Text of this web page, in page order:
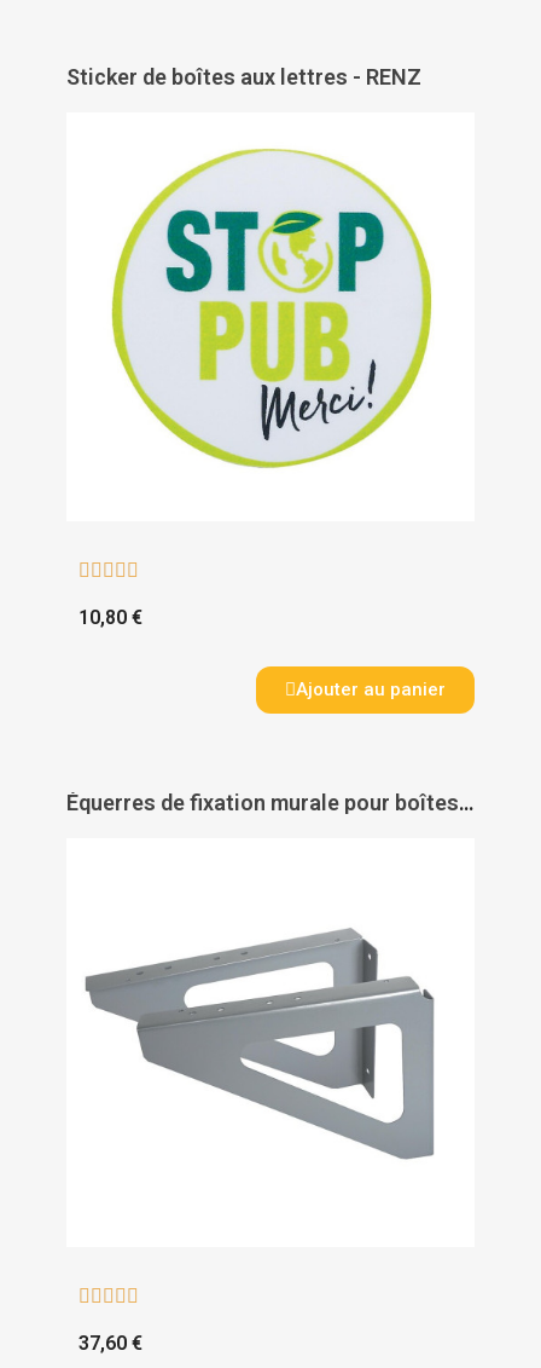
Sticker de boîtes aux lettres - RENZ
    
10,80 €
Ajouter au panier
Équerres de fixation murale pour boîtes aux lettres Renz - RENZ
    
37,60 €